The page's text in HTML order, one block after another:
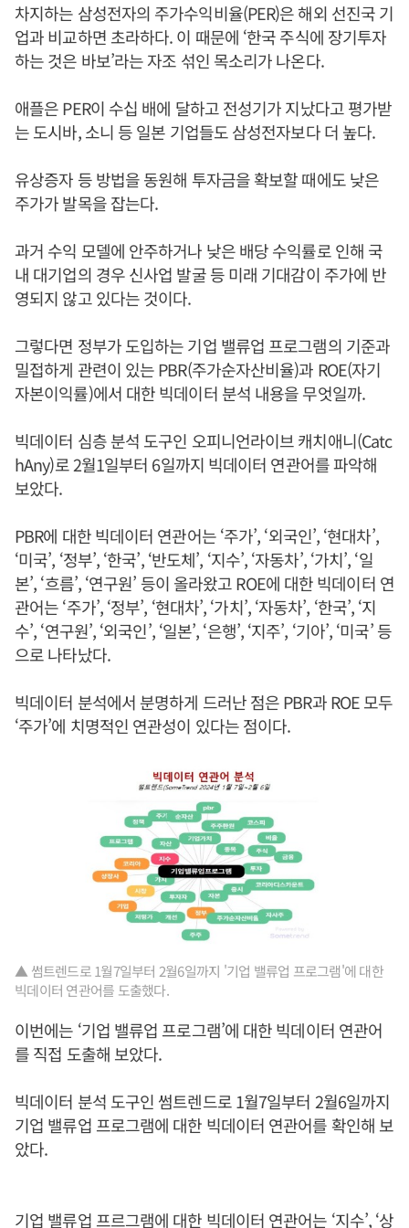
차지하는 삼성전자의 주가수익비율(PER)은 해외 선진국 기
업과 비교하면 초라하다. 이 때문에 ‘한국 주식에 장기투자
하는 것은 바보’라는 자조 섞인 목소리가 나온다.
애플은 PER이 수십 배에 달하고 전성기가 지났다고 평가받
는 도시바, 소니 등 일본 기업들도 삼성전자보다 더 높다.
유상증자 등 방법을 동원해 투자금을 확보할 때에도 낮은
주가가 발목을 잡는다.
과거 수익 모델에 안주하거나 낮은 배당 수익률로 인해 국
내 대기업의 경우 신사업 발굴 등 미래 기대감이 주가에 반
영되지 않고 있다는 것이다.
그렇다면 정부가 도입하는 기업 밸류업 프로그램의 기준과
밀접하게 관련이 있는 PBR(주가순자산비율)과 ROE(자기
자본이익률)에서 대한 빅데이터 분석 내용을 무엇일까.
빅데이터 심층 분석 도구인 오피니언라이브 캐치애니(Catc
hAny)로 2월1일부터 6일까지 빅데이터 연관어를 파악해
보았다.
PBR에 대한 빅데이터 연관어는 ‘주가’, ‘외국인’, ‘현대차’,
‘미국’, ‘정부’, ‘한국’, ‘반도체’, ‘지수’, ‘자동차’, ‘가치’, ‘일
본’, ‘흐름’, ‘연구원’ 등이 올라왔고 ROE에 대한 빅데이터 연
관어는 ‘주가’, ‘정부’, ‘현대차’, ‘가치’, ‘자동차’, ‘한국’, ‘지
수’, ‘연구원’, ‘외국인’, ‘일본’, ‘은행’, ‘지주’, ‘기아’, ‘미국’ 등
으로 나타났다.
빅데이터 분석에서 분명하게 드러난 점은 PBR과 ROE 모두
‘주가’에 치명적인 연관성이 있다는 점이다.
▲ 썸트렌드로 1월7일부터 2월6일까지 '기업 밸류업 프로그램'에 대한
빅데이터 연관어를 도출했다.
이번에는 ‘기업 밸류업 프로그램’에 대한 빅데이터 연관어
를 직접 도출해 보았다.
빅데이터 분석 도구인 썸트렌드로 1월7일부터 2월6일까지
기업 밸류업 프로그램에 대한 빅데이터 연관어를 확인해 보
았다.
기업 밸류업 프르그램에 대한 빅데이터 연관어는 ‘지수’, ‘상